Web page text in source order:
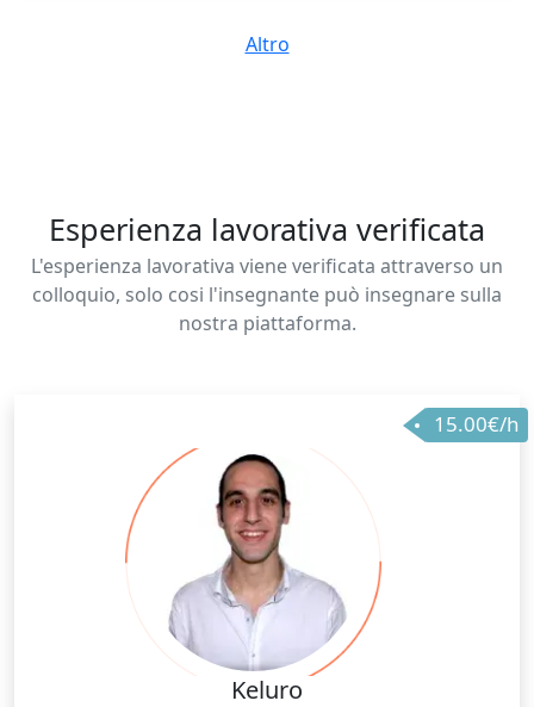
Altro
Esperienza lavorativa verificata
L'esperienza lavorativa viene verificata attraverso un
colloquio, solo cosi l'insegnante può insegnare sulla
nostra piattaforma.
15.00€/h
Keluro